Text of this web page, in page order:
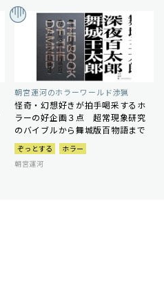
朝宮運河のホラーワールド渉猟
怪奇・幻想好きが拍手喝采するホ
ラーの好企画３点 超常現象研究
のバイブルから舞城版百物語まで
ぞっとする
ホラー
朝宮運河